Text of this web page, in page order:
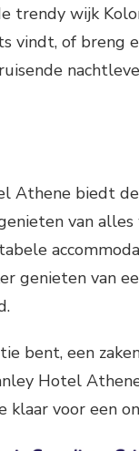
trendy wijk
vindt, of breng
Athene biedt
van
genieten van
bent, een
Hotel
klaar voor een